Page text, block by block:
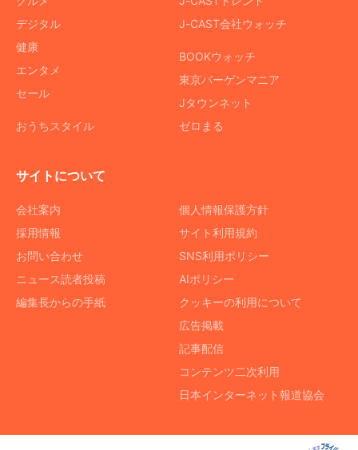
デジタル
健康
エンタメ
セール
おうちスタイル
J-CAST会社ウォッチ
BOOKウォッチ
東京バーゲンマニア
Jタウンネット
ゼロまる
サイトについて
会社案内
採用情報
お問い合わせ
ニュース読者投稿
編集長からの手紙
個人情報保護方針
サイト利用規約
SNS利用ポリシー
AIポリシー
クッキーの利用について
広告掲載
記事配信
コンテンツ二次利用
日本インターネット報道協会